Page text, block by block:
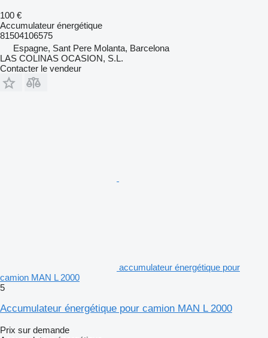
100 €
Accumulateur énergétique
81504106575
Espagne, Sant Pere Molanta, Barcelona
LAS COLINAS OCASION, S.L.
Contacter le vendeur
accumulateur énergétique pour
camion MAN L 2000
5
Accumulateur énergétique pour camion MAN L 2000
Prix sur demande